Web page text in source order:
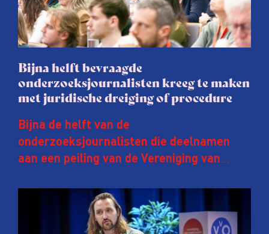
Bijna helft bevraagde
onderzoeksjournalisten kreeg te maken
met juridische dreiging of procedure
Bijna de helft van de
onderzoeksjournalisten die deelnamen
aan een peiling van de Vereniging van
afgelopen twee jaar te maken met
juridische dreiging of een juridische
procedure rond het eigen werk. Dat kost